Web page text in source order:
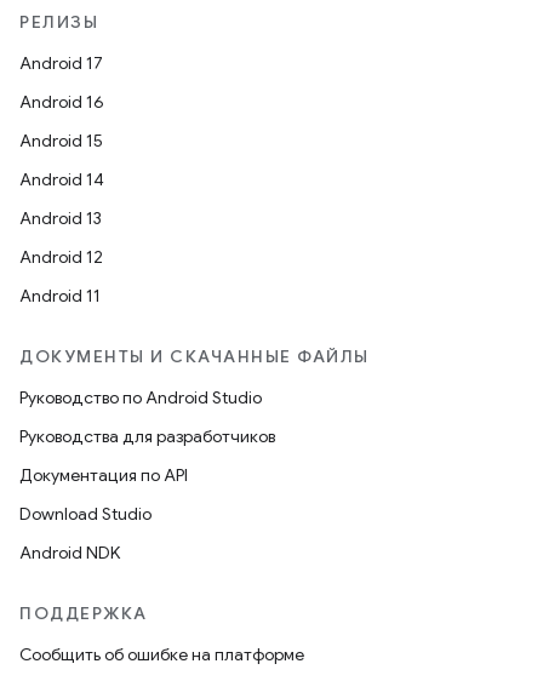
РЕЛИЗЫ
Android 17
Android 16
Android 15
Android 14
Android 13
Android 12
Android 11
ДОКУМЕНТЫ И СКАЧАННЫЕ ФАЙЛЫ
Руководство по Android Studio
Руководства для разработчиков
Документация по API
Download Studio
Android NDK
ПОДДЕРЖКА
Сообщить об ошибке на платформе